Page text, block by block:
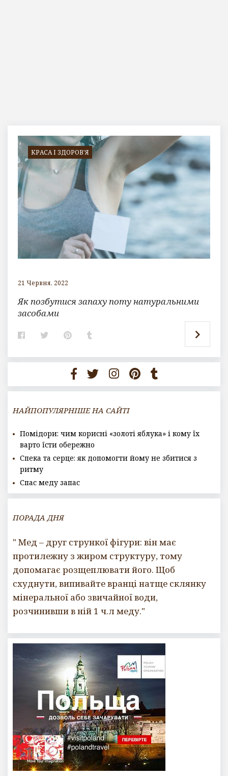
травы
КРАСА І ЗДОРОВ'Я
21 Червня, 2022
Як позбутися запаху поту натуральними
засобами
F
e
o
k
T
t
r
P
t
e
r
e
s
b
l
r
НАЙПОПУЛЯРНІШЕ НА САЙТІ
Помідори: чим корисні «золоті яблука» і кому їх
варто їсти обережно
Спека та серце: як допомогти йому не збитися з
ритму
Спас меду запас
ПОРАДА ДНЯ
" Мед – друг стрункої фігури: він має
протилежну з жиром структуру, тому
допомагає розщеплювати його. Щоб
схуднути, випивайте вранці натще склянку
мінеральної або звичайної води,
розчинивши в ній 1 ч.л меду."